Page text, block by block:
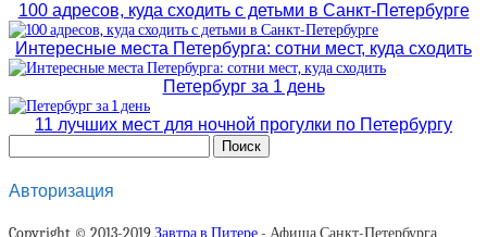
100 адресов, куда сходить с детьми в Санкт-Петербурге
Интересные места Петербурга: сотни мест, куда сходить
Петербург за 1 день
11 лучших мест для ночной прогулки по Петербургу
Авторизация
Copyright © 2013-2019Завтра в Питере- Афиша Санкт-Петербурга